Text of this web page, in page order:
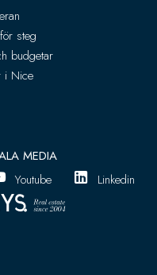
steg
budgetar
i Nice
MEDIA
Youtube Linkedin